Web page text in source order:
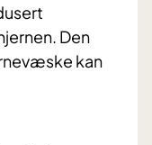
Den
kan